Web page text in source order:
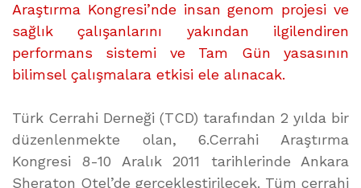
Araştırma Kongresi’nde insan genom projesi ve
sağlık çalışanlarını yakından ilgilendiren
performans sistemi ve Tam Gün yasasının
bilimsel çalışmalara etkisi ele alınacak.
Türk Cerrahi Derneği (TCD) tarafından 2 yılda bir
düzenlenmekte olan, 6.Cerrahi Araştırma
Kongresi 8-10 Aralık 2011 tarihlerinde Ankara
Sheraton Otel’de gerçekleştirilecek. Tüm cerrahi